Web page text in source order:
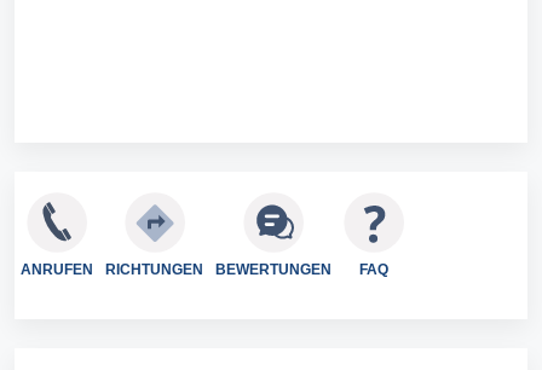
ANRUFEN RICHTUNGEN BEWERTUNGEN FAQ